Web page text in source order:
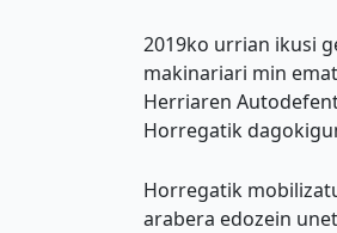
2019ko urrian ikusi
makinariari min
Herriaren
Horregatik
Horregatik
arabera edozein